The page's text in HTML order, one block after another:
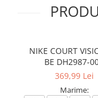
NIKE COURT
BE DH2987-
369,99 Lei
Marime: